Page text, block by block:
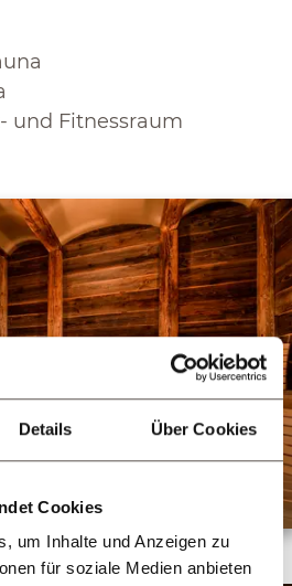
Details Über Cookies
Cookies
um Inhalte und Anzeigen zu
für soziale Medien anbieten
und Fitnessraum